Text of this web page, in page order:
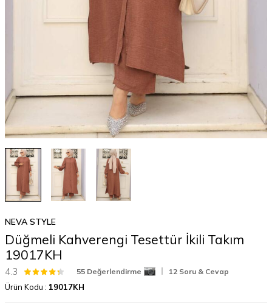
NEVA STYLE
Düğmeli Kahverengi Tesettür İkili Takım
19017KH
4.3 55 Değerlendirme 12 Soru & Cevap
Ürün Kodu : 19017KH